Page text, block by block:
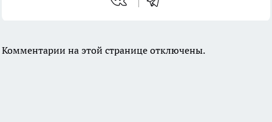
Комментарии на этой странице отключены.